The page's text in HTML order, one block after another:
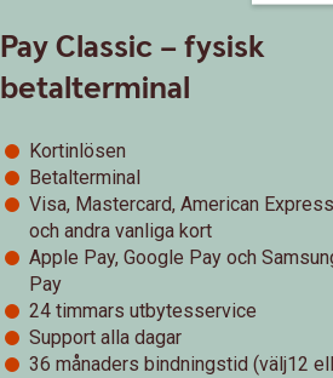
Pay Classic – fysisk
betalterminal
Kortinlösen
Betalterminal
Visa, Mastercard, American Express
och andra vanliga kort
Apple Pay, Google Pay och
Pay
24 timmars utbytesservice
Support alla dagar
36 månaders bindningstid (välj12